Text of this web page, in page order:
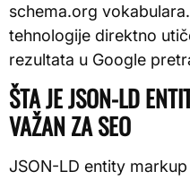
schema.org
tehnologije direktno
rezultata u Google
ŠTA JE JSON-LD
VAŽAN ZA SEO
JSON-LD entity